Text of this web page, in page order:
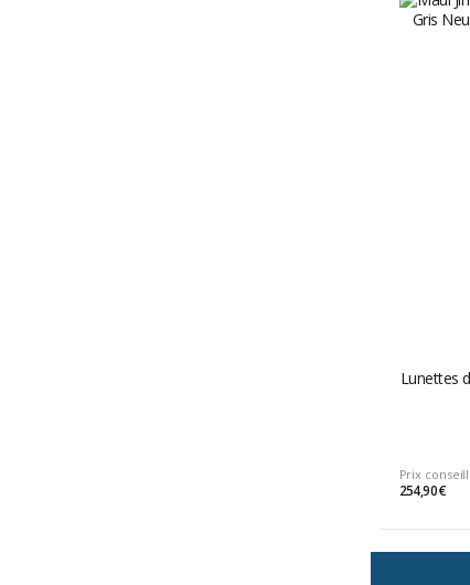
Lunettes
Prix
254,90 €